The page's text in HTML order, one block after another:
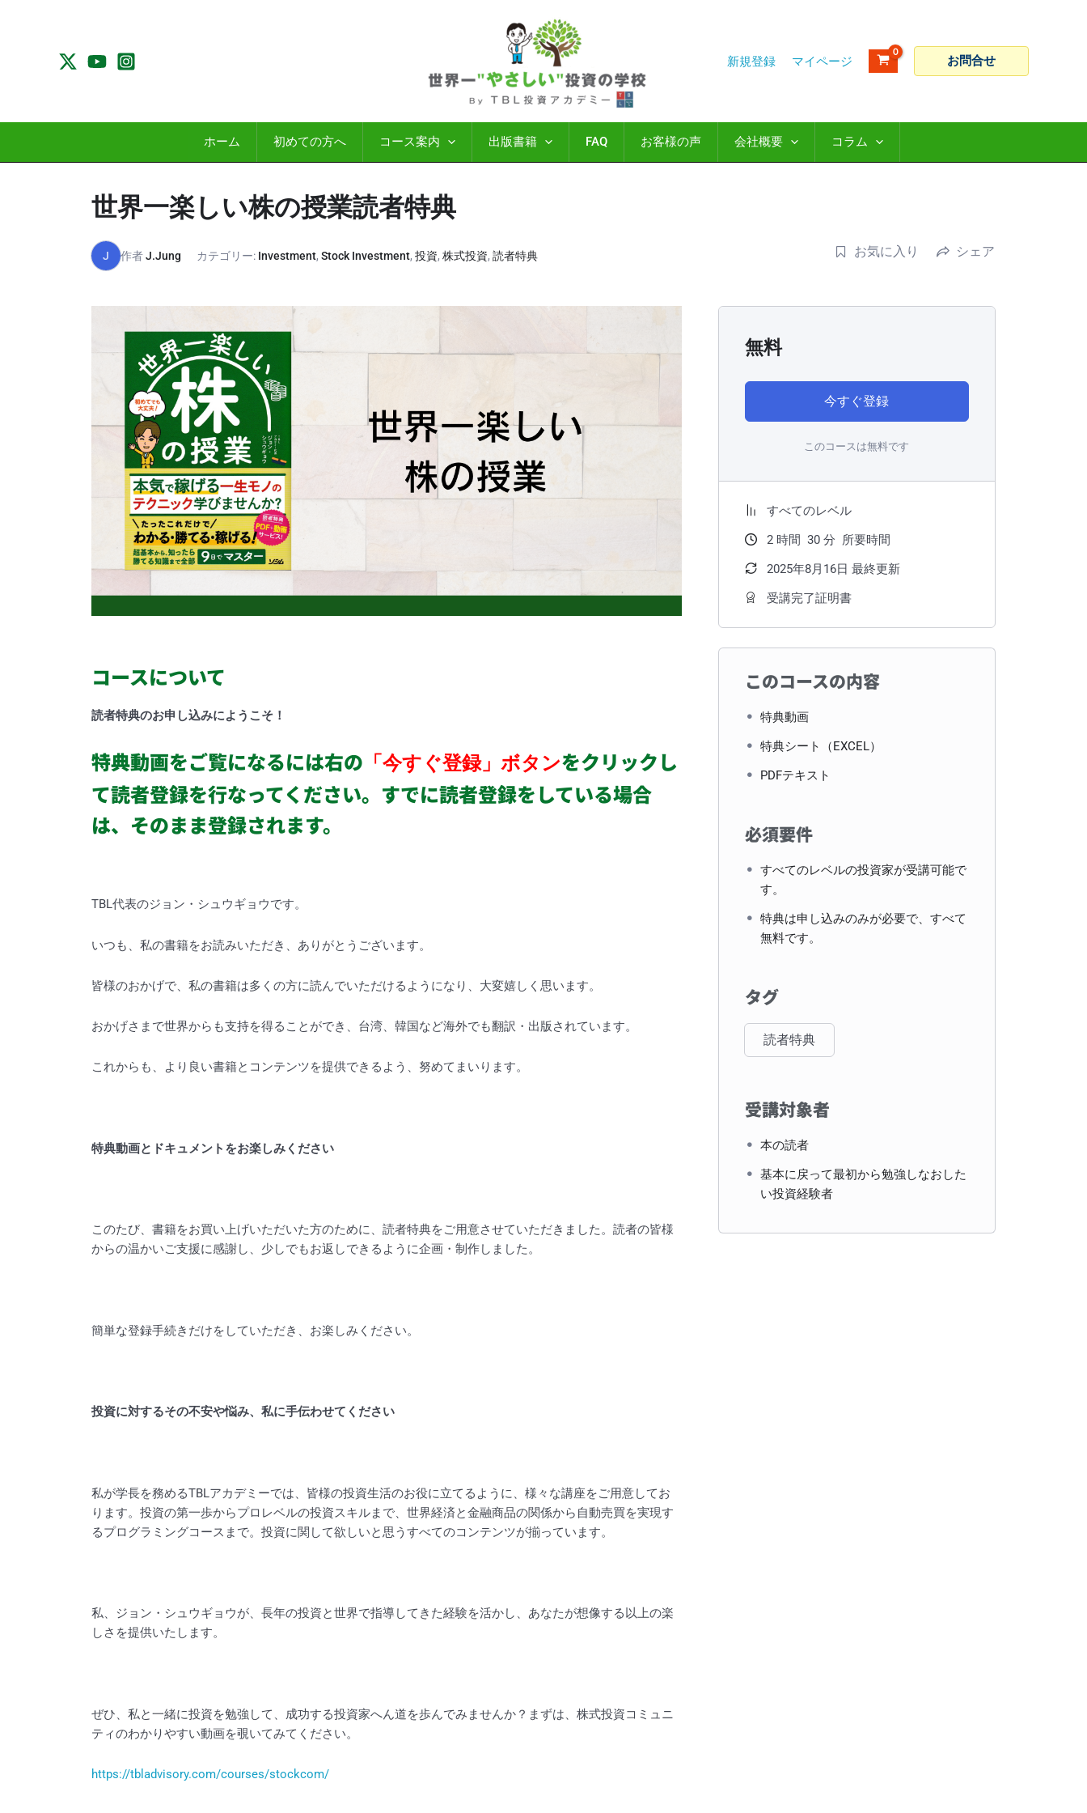
プ
新規登録 お問合せ
ホーム 初めての方へ コース案内 出版書籍 FAQ お客様の声 会社概要 コラム
世界一楽しい株の授業読者特典
J 作者J.Jung カテゴリー: Investment,Stock Investment,投資,株式投資,読者特典 お気に入り シェア
コースについて
読者特典のお申し込みにようこそ！
特典動画をご覧になるには右の 「今すぐ登録」ボタンをクリックし
て読者登録を行なってください。すでに読者登録をしている場合
は、そのまま登録されます。
TBL代表のジョン・シュウギョウです。
いつも、私の書籍をお読みいただき、ありがとうございます。
皆様のおかげで、私の書籍は多くの方に読んでいただけるようになり、大変嬉しく思います。
おかげさまで世界からも支持を得ることができ、台湾、韓国など海外でも翻訳・出版されています。
これからも、より良い書籍とコンテンツを提供できるよう、努めてまいります。
特典動画とドキュメントをお楽しみください
このたび、書籍をお買い上げいただいた方のために、読者特典をご用意させていただきました。読者の皆様
からの温かいご支援に感謝し、少しでもお返しできるように企画・制作しました。
簡単な登録手続きだけをしていただき、お楽しみください。
投資に対するその不安や悩み、私に手伝わせてください
私が学長を務めるTBLアカデミーでは、皆様の投資生活のお役に立てるように、様々な講座をご用意してお
ります。投資の第一歩からプロレベルの投資スキルまで、世界経済と金融商品の関係から自動売買を実現す
るプログラミングコースまで。投資に関して欲しいと思うすべてのコンテンツが揃っています。
私、ジョン・シュウギョウが、長年の投資と世界で指導してきた経験を活かし、あなたが想像する以上の楽
しさを提供いたします。
ぜひ、私と一緒に投資を勉強して、成功する投資家へん道を歩んでみませんか？まずは、株式投資コミュニ
ティのわかりやすい動画を覗いてみてください。
https://tbladvisory.com/courses/stockcom/
無料
今すぐ登録
このコースは無料です
すべてのレベル
2 時間 30 分 所要時間
2025年8月16日 最終更新
受講完了証明書
このコースの内容
特典動画
特典シート（EXCEL）
PDFテキスト
必須要件
すべてのレベルの投資家が受講可能で
す。
特典は申し込みのみが必要で、すべて
無料です。
タグ
読者特典
受講対象者
本の読者
基本に戻って最初から勉強しなおした
い投資経験者